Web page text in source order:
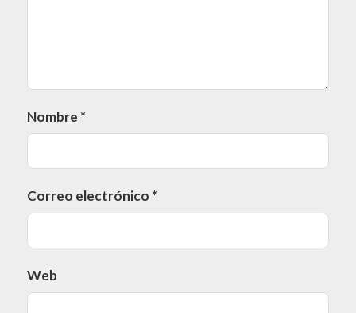
Nombre *
Correo electrónico *
Web